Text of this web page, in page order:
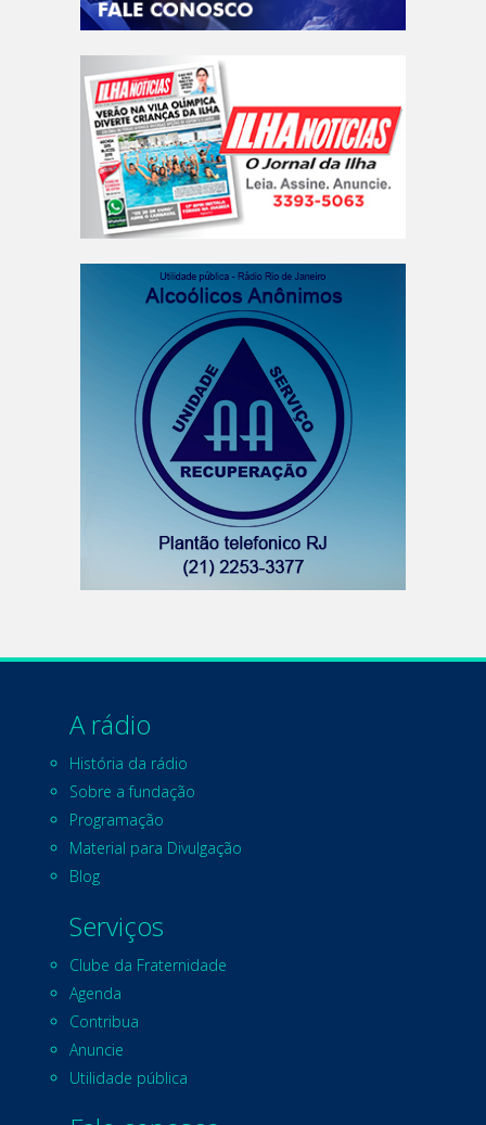
A rádio
História da rádio
Sobre a fundação
Programação
Material para Divulgação
Blog
Serviços
Clube da Fraternidade
Agenda
Contribua
Anuncie
Utilidade pública